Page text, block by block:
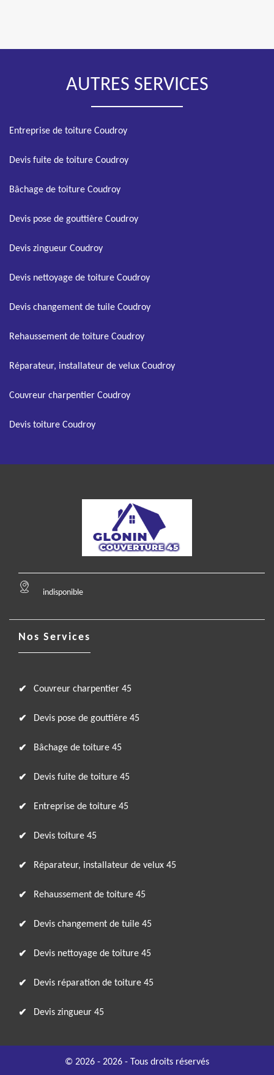
AUTRES SERVICES
Entreprise de toiture Coudroy
Devis fuite de toiture Coudroy
Bâchage de toiture Coudroy
Devis pose de gouttière Coudroy
Devis zingueur Coudroy
Devis nettoyage de toiture Coudroy
Devis changement de tuile Coudroy
Rehaussement de toiture Coudroy
Réparateur, installateur de velux Coudroy
Couvreur charpentier Coudroy
Devis toiture Coudroy
indisponible
Nos Services
Couvreur charpentier 45
Devis pose de gouttière 45
Bâchage de toiture 45
Devis fuite de toiture 45
Entreprise de toiture 45
Devis toiture 45
Réparateur, installateur de velux 45
Rehaussement de toiture 45
Devis changement de tuile 45
Devis nettoyage de toiture 45
Devis réparation de toiture 45
Devis zingueur 45
© 2026 - 2026 - Tous droits réservés